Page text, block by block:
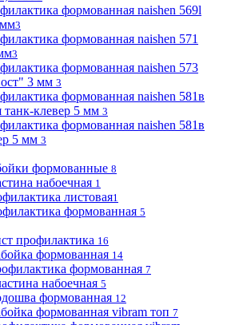
формованная naishen 569l
3
формованная naishen 571
3
формованная naishen 573
3 мм 3
формованная naishen 581в
танк-клевер 5 мм 3
формованная naishen 581в
5 мм 3
формованные 8
набоечная 1
листовая1
формованная 5
профилактика 16
формованная 14
формованная 7
набоечная 5
формованная 12
формованная vibram топ 7